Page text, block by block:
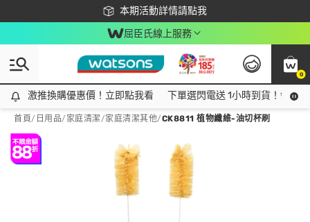
本期活動詳情請點我
下載app最高回饋$350
屈臣氏線上服務
0
激推換購優惠價！立即點我看
激推換購優惠價！立即點我看 下單選閃電送 1小時到貨！領神
首頁/ 日用品/ 家庭清潔/家庭清潔其他/CK8811 植物纖維-油切杯刷